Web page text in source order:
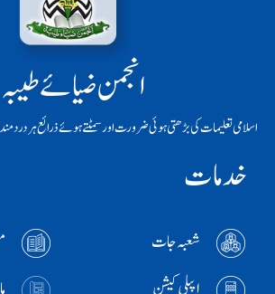
انجمن ضیائے طیبہ
اسلامی تعلیمات کی بڑھتی ہوئی ضرورت اور سمٹتے ہوئے ذرائع ہر
خدمات
شعبہ جات